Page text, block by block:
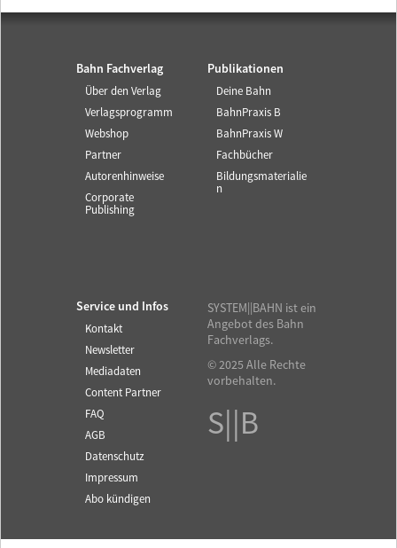
Bahn Fachverlag
Über den Verlag
Verlagsprogramm
Webshop
Partner
Autorenhinweise
Corporate
Publishing
Publikationen
Deine Bahn
BahnPraxis B
BahnPraxis W
Fachbücher
Bildungsmaterialie
n
Service und Infos
Kontakt
Newsletter
Mediadaten
Content Partner
FAQ
AGB
Datenschutz
Impressum
Abo kündigen
SYSTEM||BAHN ist ein
Angebot des Bahn
Fachverlags.
© 2025 Alle Rechte
vorbehalten.
S||B